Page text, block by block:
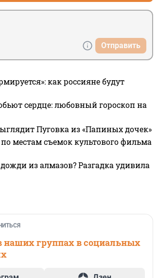
Отправить
как россияне будут
сердце: любовный гороскоп на
Пуговка из «Папиных дочек»
местам съемок культового фильма
из алмазов? Разгадка удивила
наших группах в социальных